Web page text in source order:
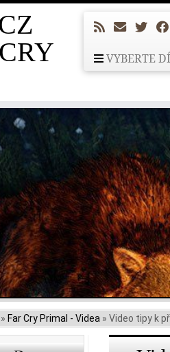
VYBERTE
» Far Cry Primal - Videa » Video tipy k